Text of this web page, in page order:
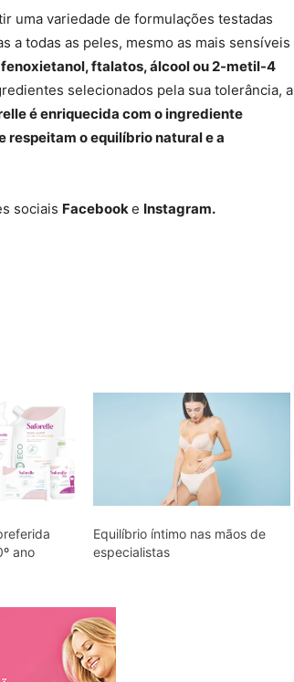
uma variedade de formulações testadas
a todas as peles, mesmo as mais sensíveis
ftalatos, álcool ou 2-metil-4
selecionados pela sua tolerância, a
é enriquecida com o ingrediente
respeitam o equilíbrio natural e a
sociais Facebooke Instagram.
ano
Equilíbrio íntimo nas mãos de
especialistas